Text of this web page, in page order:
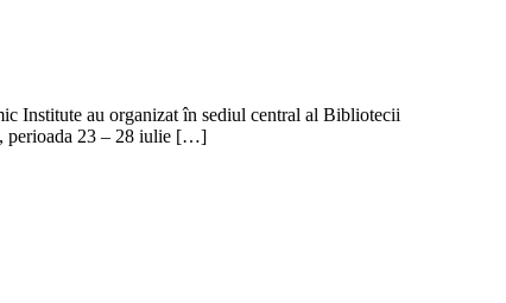
Institute au organizat în sediul central al Bibliotecii
perioada 23 – 28 iulie […]